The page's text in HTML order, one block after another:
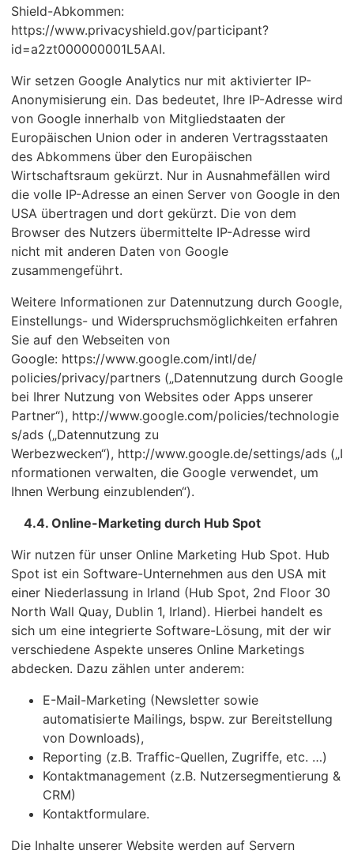
Shield-Abkommen:
https://www.privacyshield.gov/participant?
id=a2zt000000001L5AAI.
Wir setzen Google Analytics nur mit aktivierter IP-
Anonymisierung ein. Das bedeutet, Ihre IP-Adresse wird
von Google innerhalb von Mitgliedstaaten der
Europäischen Union oder in anderen Vertragsstaaten
des Abkommens über den Europäischen
Wirtschaftsraum gekürzt. Nur in Ausnahmefällen wird
die volle IP-Adresse an einen Server von Google in den
USA übertragen und dort gekürzt. Die von dem
Browser des Nutzers übermittelte IP-Adresse wird
nicht mit anderen Daten von Google
zusammengeführt.
Weitere Informationen zur Datennutzung durch Google,
Einstellungs- und Widerspruchsmöglichkeiten erfahren
Sie auf den Webseiten von
Google: https://www.google.com/intl/de/
policies/privacy/partners („Datennutzung durch Google
bei Ihrer Nutzung von Websites oder Apps unserer
Partner“), http://www.google.com/policies/technologie
s/ads („Datennutzung zu
Werbezwecken“), http://www.google.de/settings/ads („I
nformationen verwalten, die Google verwendet, um
Ihnen Werbung einzublenden“).
4.4. Online-Marketing durch Hub Spot
Wir nutzen für unser Online Marketing Hub Spot. Hub
Spot ist ein Software-Unternehmen aus den USA mit
einer Niederlassung in Irland (Hub Spot, 2nd Floor 30
North Wall Quay, Dublin 1, Irland). Hierbei handelt es
sich um eine integrierte Software-Lösung, mit der wir
verschiedene Aspekte unseres Online Marketings
abdecken. Dazu zählen unter anderem:
E-Mail-Marketing (Newsletter sowie
automatisierte Mailings, bspw. zur Bereitstellung
von Downloads),
Reporting (z.B. Traffic-Quellen, Zugriffe, etc. …)
Kontaktmanagement (z.B. Nutzersegmentierung &
CRM)
Kontaktformulare.
Die Inhalte unserer Website werden auf Servern